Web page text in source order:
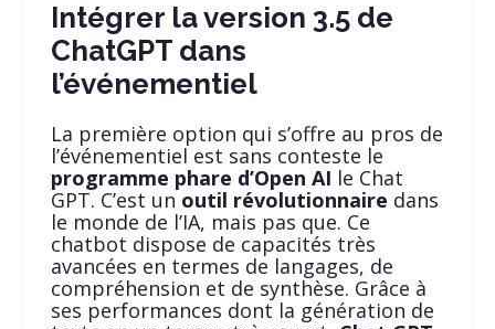
Intégrer la version 3.5 de
ChatGPT dans
l’événementiel
La première option qui s’offre au pros de
l’événementiel est sans conteste le
programme phare d’Open AI le Chat
GPT. C’est un outil révolutionnaire dans
le monde de l’IA, mais pas que. Ce
chatbot dispose de capacités très
avancées en termes de langages, de
compréhension et de synthèse. Grâce à
ses performances dont la génération de